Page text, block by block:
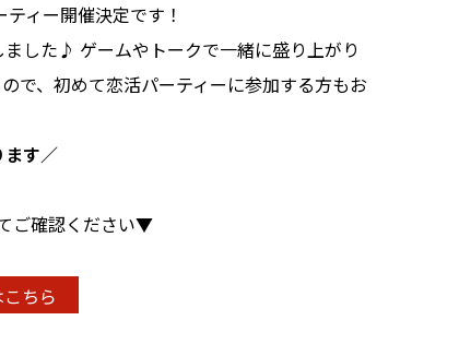
ィー開催決定です！
ました♪ ゲームやトークで一緒に盛り上がり
で、初めて恋活パーティーに参加する方もお
ます／
ご確認ください▼
ちら